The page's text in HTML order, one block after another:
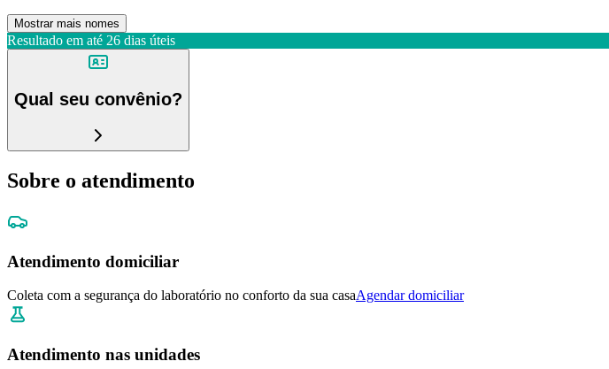
Mostrar mais nomes
Resultado em até 26 dias úteis
Qual seu convênio?
Sobre o atendimento
Atendimento domiciliar
Coleta com a segurança do laboratório no conforto da sua casaAgendar domiciliar
Atendimento nas unidades